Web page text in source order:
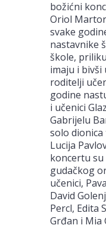
božićni
Oriol
svake
nastavnike
škole,
imaju i bivši
roditelji
godine
i učenici
Gabrijelu
solo
Lucija
koncertu su
gudačkog
učenici,
David
Percl, Edita
Grđan i Mia